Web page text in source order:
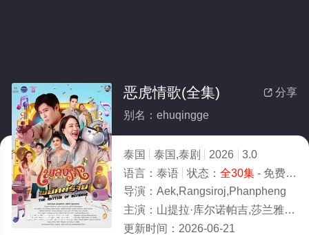
1-30全集/大结局
 分享
恶虎情歌(全集)
别名：ehuqingge
泰国 泰国,泰剧 2026
3.0
语言： 泰语 状态： 全30集- 免费在线观看
导演： Aek,Rangsiroj,Phanpheng
主演： 山提拉·库尔诺帕吉,莎兰雅·春哈萨特,维察亚蓬·亚姆萨德,彭蒂瓦·萨空查谙,彭帕特
更新时间： 2026-06-21